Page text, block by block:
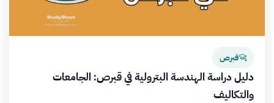
قبرص
دليل دراسة الهندسة البترولية في قبرص: الجامعات
والتكاليف